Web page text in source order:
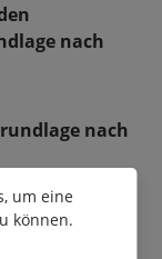
nach
nach
die
um eine
können.